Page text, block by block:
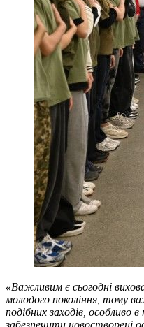
«Важливим є сьогодні
молодого покоління, тому
подібних заходів,
забезпечити новостворені